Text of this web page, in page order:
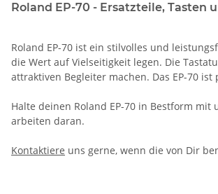
Roland EP-70 - Ersatzteile, Tasten
Roland EP-70 ist ein stilvolles und
die Wert auf Vielseitigkeit legen. Die
attraktiven Begleiter machen. Das EP-70
Halte deinen Roland EP-70 in Bestform
arbeiten daran.
Kontaktiere uns gerne, wenn die von Dir